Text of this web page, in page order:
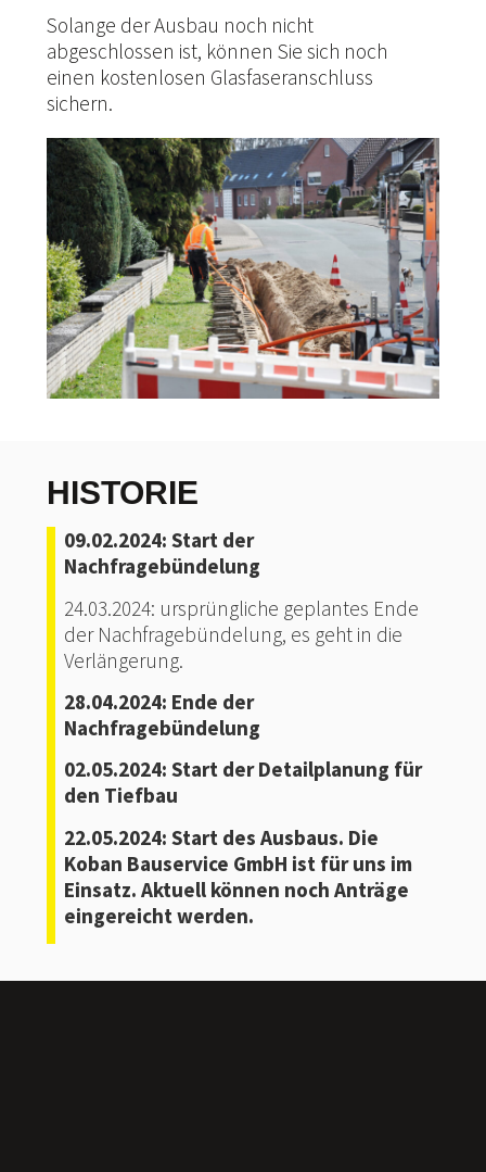
Solange der Ausbau noch nicht
abgeschlossen ist, können Sie sich noch
einen kostenlosen Glasfaseranschluss
sichern.
HISTORIE
09.02.2024: Start der
Nachfragebündelung
24.03.2024: ursprüngliche geplantes Ende
der Nachfragebündelung, es geht in die
Verlängerung.
28.04.2024: Ende der
Nachfragebündelung
02.05.2024: Start der Detailplanung für
den Tiefbau
22.05.2024: Start des Ausbaus. Die
Koban Bauservice GmbH ist für uns im
Einsatz. Aktuell können noch Anträge
eingereicht werden.